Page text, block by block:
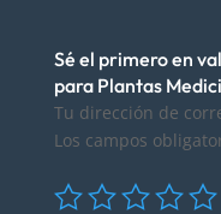
Sé el primero en
para Plantas
Tu dirección de
Los campos